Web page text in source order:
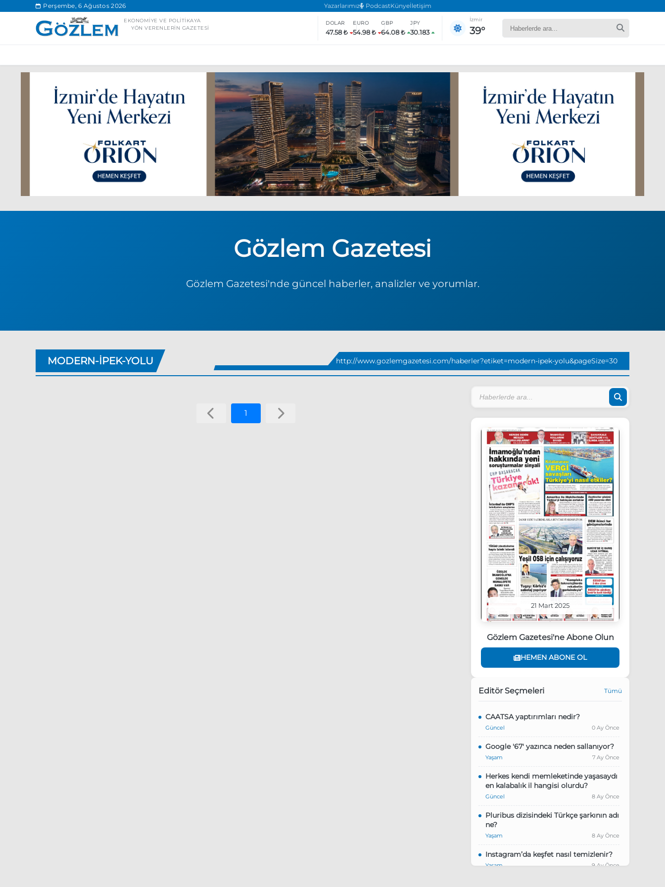
Perşembe, 6 Ağustos 2026 Yazarlarımız PodcastKünyeİletişim
EKONOMIYE VE POLITIKAYA
YÖN VERENLERIN GAZETESI
DOLAR
47.58 ₺
EURO
54.98 ₺
GBP
64.08 ₺
JPY
30.183
İzmir
39°
Ankara’da eylem yasağı uzatıldı
Özgür Özel, Ekrem İmamoğlu’nu ziyaret edecek
Ünlü çift bir etkinliğe daha katılmama kararı aldı
Boykot
Gözlem Gazetesi
Gözlem Gazetesi'nde güncel haberler, analizler ve yorumlar.
MODERN-IPEK-YOLU http://www.gozlemgazetesi.com/haberler?etiket=modern-ipek-yolu&pageSize=30
1
21 Mart 2025
Gözlem Gazetesi'ne Abone Olun
HEMEN ABONE OL
Editör Seçmeleri Tümü
CAATSA yaptırımları nedir?
Güncel 0 Ay Önce
Google '67' yazınca neden sallanıyor?
Yaşam 7 Ay Önce
Herkes kendi memleketinde yaşasaydı
en kalabalık il hangisi olurdu?
Güncel 8 Ay Önce
Pluribus dizisindeki Türkçe şarkının adı
ne?
Yaşam 8 Ay Önce
Instagram’da keşfet nasıl temizlenir?
Yaşam 9 Ay Önce